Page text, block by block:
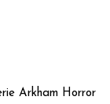
Arkham Horror